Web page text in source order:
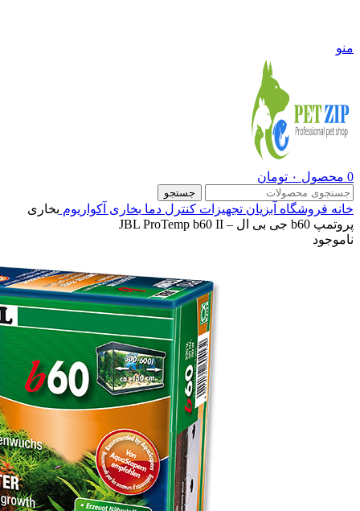
منو
0 محصول ۰ تومان
جستجو
خانه فروشگاه آبزیان تجهیزات کنترل دما بخاری آکواریوم بخاری
پروتمپ b60 جی بی ال – JBL ProTemp b60 II
ناموجود